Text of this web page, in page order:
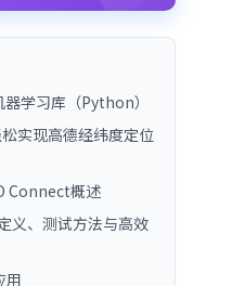
学习库（Python）
实现高德经纬度定位
Connect概述
义、测试方法与高效
用